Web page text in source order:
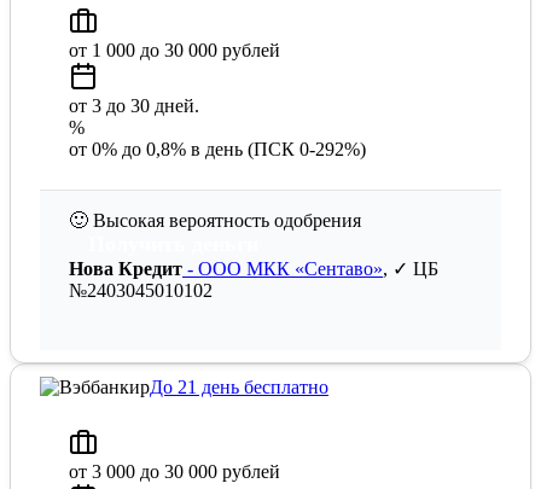
от 1 000 до 30 000 рублей
от 3 до 30 дней.
%
от 0% до 0,8% в день (ПСК 0-292%)
🙂 Высокая вероятность одобрения
Нова Кредит - ООО МКК «Сентаво», ✓ ЦБ
№2403045010102
До 21 день бесплатно
от 3 000 до 30 000 рублей